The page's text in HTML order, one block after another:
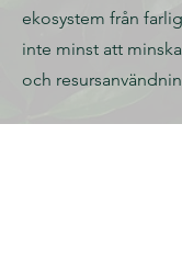
ekosystem från
inte minst att
och